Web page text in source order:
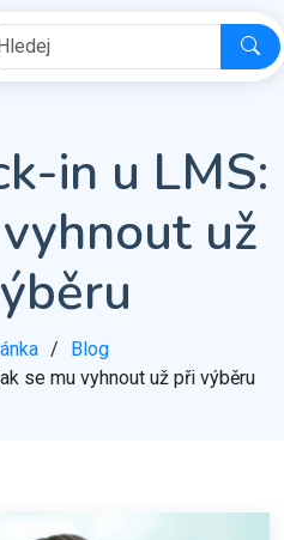
in u LMS:
už
Blog
se mu vyhnout už při výběru